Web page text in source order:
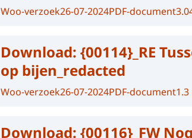
Woo-verzoek26-07-2024PDF-document
Download: {00114}_RE
op bijen_redacted
Woo-verzoek26-07-2024PDF-document1.3
Download: {00116}_FW